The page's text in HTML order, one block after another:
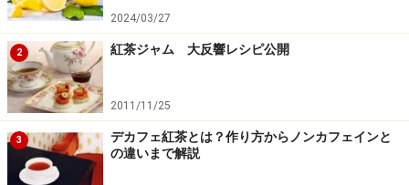
っかり確認しておかなければなりません。紅茶を購入す
る場合でも賞味期限はもっとも気になるところです。
缶入りやアルミパックのルースティー（リーフ）、密閉
性に優れた個包装のティーバッグの場合、製造日から約
3年後に賞味期限が設定され、紙製ティーバッグではも
う少し早く、製造日から約2年後に賞味期限が設定され
2024/03/27
2 紅茶ジャム 大反響レシピ公開
2011/11/25
3
デカフェ紅茶とは？作り方からノンカフェインと
の違いまで解説